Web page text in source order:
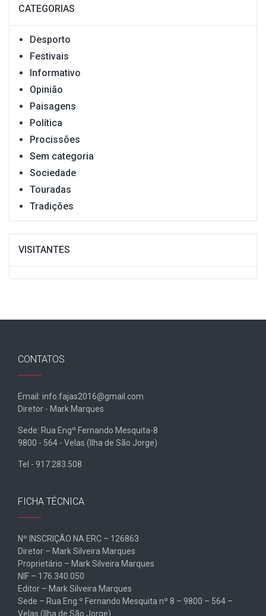
CATEGORIAS
Desporto
Festivais
Informativo
Opinião
Paisagens
Política
Procissões
Sem categoria
Sociedade
Touradas
Tradições
VISITANTES
CONTATOS
Email: info.fajas2016@gmail.com
Diretor - Mark Marques
Sede: Rua Engº Fernando Mesquita-8
9800 - 564 - Velas (Ilha de São Jorge)
Tel - 917.283.508
FICHA TÉCNICA
Nº INSCRIÇÃO NA ERC – 126863
Diretor – Mark Silveira Marques
Proprietário – Mark Silveira Marques
NIF – 176.340.050
Editor – Mark Silveira Marques
Sede – Rua Eng.º Fernando Mesquita nº 8 – 9800 – 564 –
Velas (Ilha de São Jorge)